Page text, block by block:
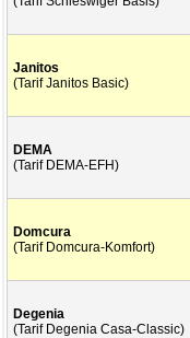
Janitos
(Tarif Janitos Basic)
DEMA
(Tarif DEMA-EFH)
Domcura
(Tarif Domcura-Komfort)
Degenia
(Tarif Degenia Casa-Classic)